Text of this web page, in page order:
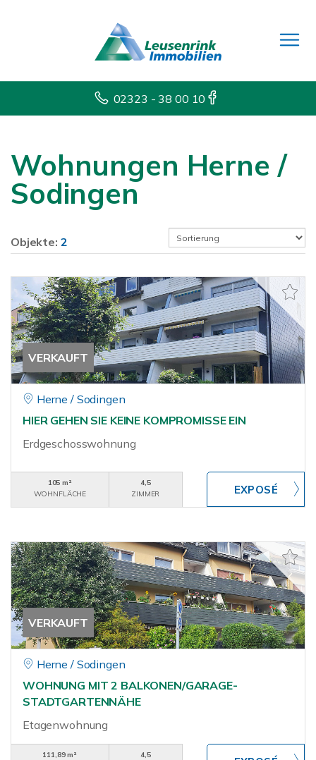
02323 - 38 00 10
Wohnungen Herne /
Sodingen
Objekte: 2
VERKAUFT
Herne / Sodingen
HIER GEHEN SIE KEINE KOMPROMISSE EIN
Erdgeschosswohnung
105 m²
WOHNFLÄCHE
4,5
ZIMMER
VERKAUFT
Herne / Sodingen
WOHNUNG MIT 2 BALKONEN/GARAGE-
STADTGARTENNÄHE
Etagenwohnung
111,89 m²
4,5